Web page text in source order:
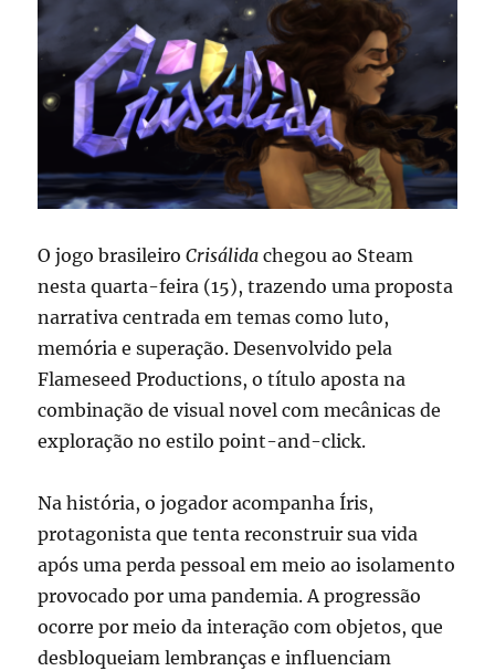
O jogo brasileiroCrisálida chegou ao Steam
nesta quarta-feira (15), trazendo uma proposta
narrativa centrada em temas como luto,
memória e superação. Desenvolvido pela
Flameseed Productions, o título aposta na
combinação de visual novel com mecânicas de
exploração no estilo point-and-click.
Na história, o jogador acompanha Íris,
protagonista que tenta reconstruir sua vida
após uma perda pessoal em meio ao isolamento
provocado por uma pandemia. A progressão
ocorre por meio da interação com objetos, que
desbloqueiam lembranças e influenciam